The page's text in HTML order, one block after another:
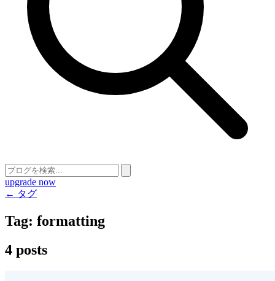
upgrade now
← タグ
Tag: formatting
4 posts